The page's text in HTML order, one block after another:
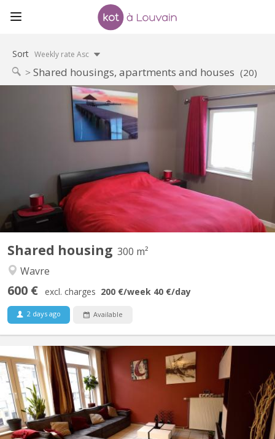
Sort Weekly rate Asc
Shared housings, apartments and houses (20)
Shared housing 300 m²
Wavre
600 € excl. charges 200 €/week 40 €/day
2 days ago Available
KV 1330
Régent en éducation physique loue chambre(lit double) dans une
belle villa pour UNIQUEMENT étudiant(e), stagiaire sérieux(se) et
soigneux(se). Salle de douche privatisée, TV, Wi-fi, fitness, grand
jardin, bureau, Lave linge, parking privé. Endroit calme, idéal pour
étudier. A 8 min...
KV 1926
Belle Coloc en plein centre, au calme, non loin de la gare, près
des commerces et à une minute de la faculté d'agronomie vous
bénéficierez d'un lit double et un bureau dans une chambre avec
vue sur jardin. Salle de bain spacieuse. Cuisine ouverte donnant
sur le séjour. Touts deux moderne et très...